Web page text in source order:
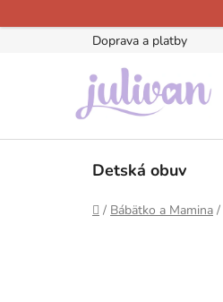
na
Doprava a platby
Detská obuv
Domov
/ Bábätko a Mamina /